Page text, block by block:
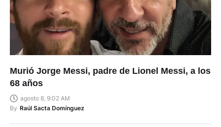
Murió Jorge Messi, padre de Lionel Messi, a los
68 años
agosto 8, 9:02 AM
By Raúl Sacta Domínguez